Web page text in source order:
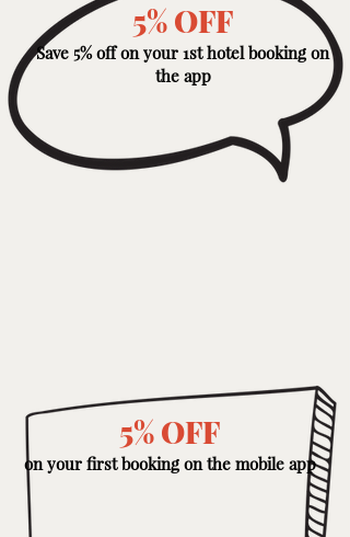
5% OFF
Save 5% off on your 1st hotel booking on
the app
5% OFF
on your first booking on the mobile app